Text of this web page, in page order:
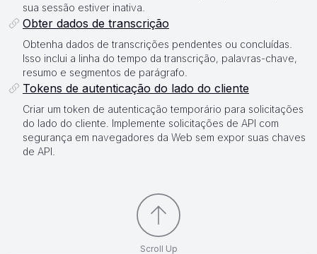
sua sessão estiver inativa.
Obter dados de transcrição
Obtenha dados de transcrições pendentes ou concluídas.
Isso inclui a linha do tempo da transcrição, palavras-chave,
resumo e segmentos de parágrafo.
Tokens de autenticação do lado do cliente
Criar um token de autenticação temporário para solicitações
do lado do cliente. Implemente solicitações de API com
segurança em navegadores da Web sem expor suas chaves
de API.
Scroll Up